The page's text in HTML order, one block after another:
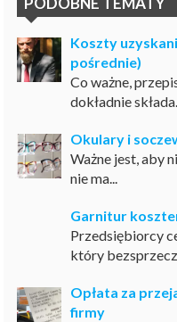
Koszty
pośrednie)
Co ważne,
dokładnie
Okulary i
Ważne jest, aby
nie ma...
Garnitur
Przedsiębiorcy
który
Opłata za
firmy